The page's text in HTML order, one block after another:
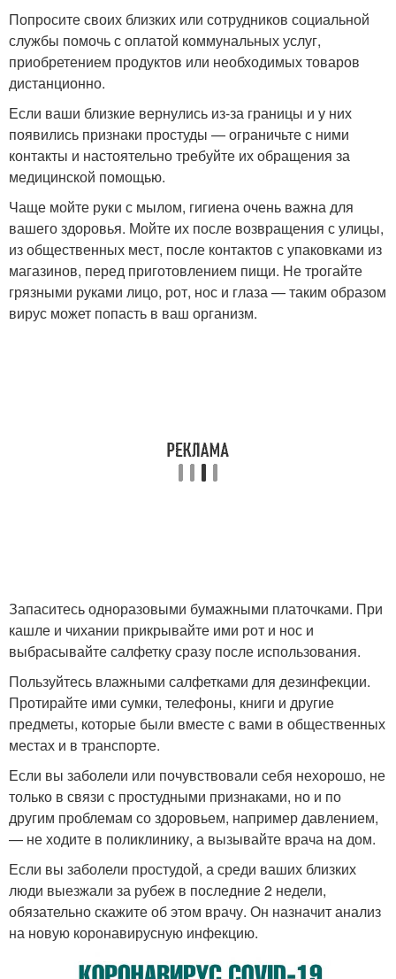
Попросите своих близких или сотрудников социальной
службы помочь с оплатой коммунальных услуг,
приобретением продуктов или необходимых товаров
дистанционно.
Если ваши близкие вернулись из-за границы и у них
появились признаки простуды — ограничьте с ними
контакты и настоятельно требуйте их обращения за
медицинской помощью.
Чаще мойте руки с мылом, гигиена очень важна для
вашего здоровья. Мойте их после возвращения с улицы,
из общественных мест, после контактов с упаковками из
магазинов, перед приготовлением пищи. Не трогайте
грязными руками лицо, рот, нос и глаза — таким образом
вирус может попасть в ваш организм.
Запаситесь одноразовыми бумажными платочками. При
кашле и чихании прикрывайте ими рот и нос и
выбрасывайте салфетку сразу после использования.
Пользуйтесь влажными салфетками для дезинфекции.
Протирайте ими сумки, телефоны, книги и другие
предметы, которые были вместе с вами в общественных
местах и в транспорте.
Если вы заболели или почувствовали себя нехорошо, не
только в связи с простудными признаками, но и по
другим проблемам со здоровьем, например давлением,
— не ходите в поликлинику, а вызывайте врача на дом.
Если вы заболели простудой, а среди ваших близких
люди выезжали за рубеж в последние 2 недели,
обязательно скажите об этом врачу. Он назначит анализ
на новую коронавирусную инфекцию.